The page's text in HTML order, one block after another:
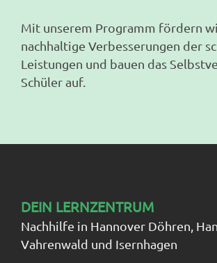
Mit unserem Programm fördern
nachhaltige Verbesserungen der
Leistungen und bauen das
Schüler auf.
DEIN LERNZENTRUM
Nachhilfe in Hannover Döhren,
Vahrenwald und Isernhagen